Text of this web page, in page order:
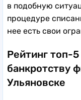
в подобную
процедуре
нее есть свои
Рейтинг топ-
банкротству
Ульяновске